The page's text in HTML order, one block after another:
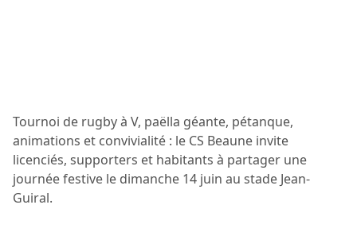
Tournoi de rugby à V, paëlla géante, pétanque,
animations et convivialité : le CS Beaune invite
licenciés, supporters et habitants à partager une
journée festive le dimanche 14 juin au stade Jean-
Guiral.